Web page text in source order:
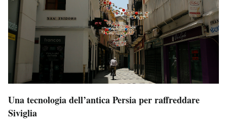
Una tecnologia dell’antica Persia per raffreddare
Siviglia